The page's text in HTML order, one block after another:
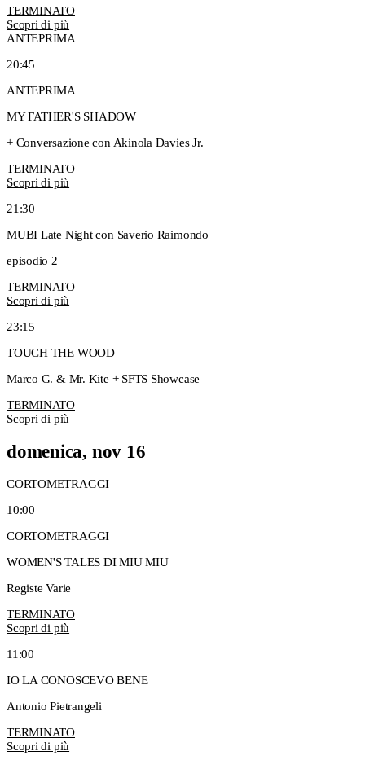
TERMINATO
Scopri di più
ANTEPRIMA
20:45
ANTEPRIMA
MY FATHER'S SHADOW
+ Conversazione con Akinola Davies Jr.
TERMINATO
Scopri di più
21:30
MUBI Late Night con Saverio Raimondo
episodio 2
TERMINATO
Scopri di più
23:15
TOUCH THE WOOD
Marco G. & Mr. Kite + SFTS Showcase
TERMINATO
Scopri di più
domenica, nov 16
CORTOMETRAGGI
10:00
CORTOMETRAGGI
WOMEN'S TALES DI MIU MIU
Registe Varie
TERMINATO
Scopri di più
11:00
IO LA CONOSCEVO BENE
Antonio Pietrangeli
TERMINATO
Scopri di più